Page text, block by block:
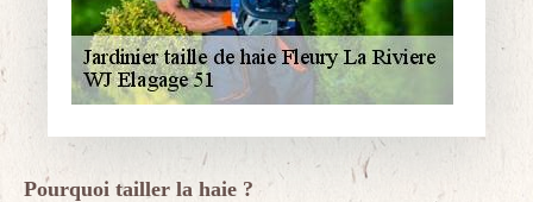
Pourquoi tailler la haie ?